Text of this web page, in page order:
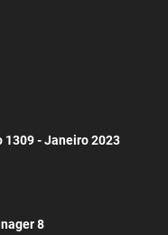
1309 - Janeiro 2023
8